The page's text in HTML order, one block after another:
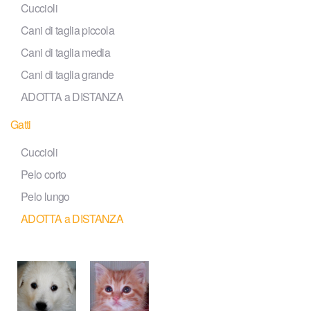
Cuccioli
Cani di taglia piccola
Cani di taglia media
Cani di taglia grande
ADOTTA a DISTANZA
Gatti
Cuccioli
Pelo corto
Pelo lungo
ADOTTA a DISTANZA